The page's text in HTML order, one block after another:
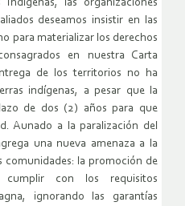
las organizaciones
deseamos insistir en las
para materializar los derechos
en nuestra Carta
de los territorios no ha
indígenas, a pesar que la
de dos (2) años para que
Aunado a la paralización del
una nueva amenaza a la
comunidades: la promoción de
con los requisitos
ignorando las garantías